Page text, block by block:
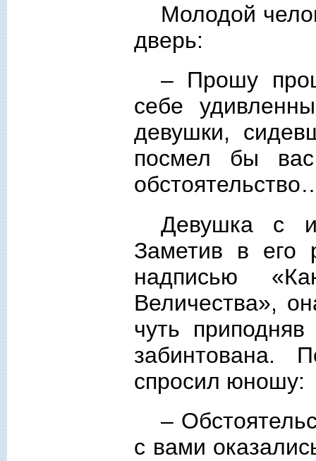
Молодой
дверь:
– Прошу
себе
девушки,
посмел бы
Девушка с
Заметив в его
надписью
Величества»,
чуть
забинтована.
спросил юношу:
–
с вами